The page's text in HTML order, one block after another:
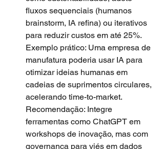
fluxos sequenciais (humanos
brainstorm, IA refina) ou iterativos
para reduzir custos em até 25%.
Exemplo prático: Uma empresa de
manufatura poderia usar IA para
otimizar ideias humanas em
cadeias de suprimentos circulares,
acelerando time-to-market.
Recomendação: Integre
ferramentas como ChatGPT em
workshops de inovação, mas com
governança para viés em dados